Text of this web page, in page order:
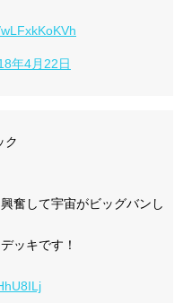
年4月22日
ク
奮して宇宙がビッグバンし
ッキです！